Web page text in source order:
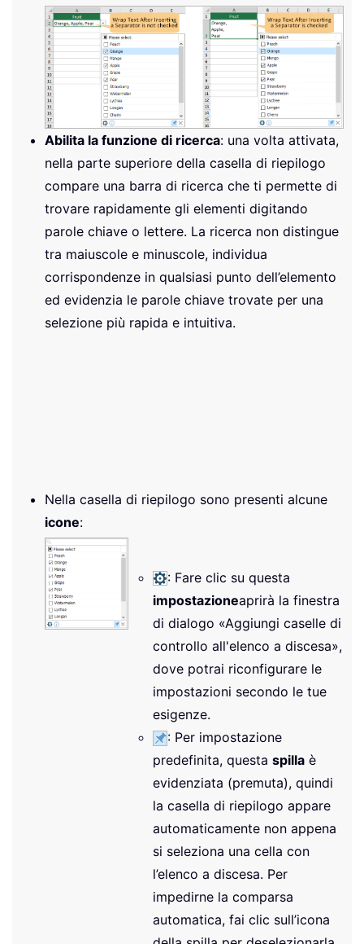
Abilita la funzione di ricerca: una volta attivata,
nella parte superiore della casella di riepilogo
compare una barra di ricerca che ti permette di
trovare rapidamente gli elementi digitando
parole chiave o lettere. La ricerca non distingue
tra maiuscole e minuscole, individua
corrispondenze in qualsiasi punto dell’elemento
ed evidenzia le parole chiave trovate per una
selezione più rapida e intuitiva.
Nella casella di riepilogo sono presenti alcune
icone:
: Fare clic su questa
impostazioneaprirà la finestra
di dialogo «Aggiungi caselle di
controllo all'elenco a discesa»,
dove potrai riconfigurare le
impostazioni secondo le tue
esigenze.
: Per impostazione
predefinita, questa spillaè
evidenziata (premuta), quindi
la casella di riepilogo appare
automaticamente non appena
si seleziona una cella con
l’elenco a discesa. Per
impedirne la comparsa
automatica, fai clic sull’icona